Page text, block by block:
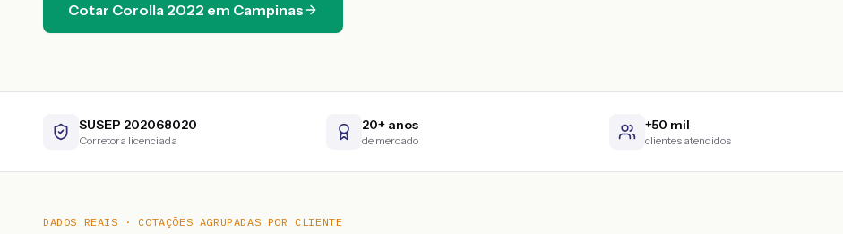
Cotar Corolla 2022 em Campinas
SUSEP 202068020
Corretora licenciada
20+ anos
de mercado
+50 mil
clientes atendidos
DADOS REAIS · COTAÇÕES AGRUPADAS POR CLIENTE